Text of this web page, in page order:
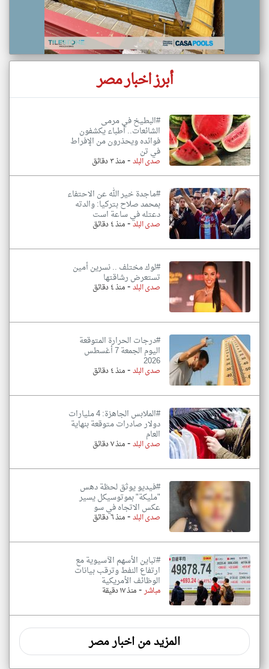
أبرز اخبار مصر
#البطيخ في مرمى
الشائعات.. أطباء يكشفون
فوائده ويحذرون من الإفراط
في تن
صدى البلد-منذ ٣ دقائق
#ماجدة خير الله عن الاحتفاء
بمحمد صلاح بتركيا: والدته
دعتله في ساعة است
صدى البلد-منذ ٤ دقائق
#لوك مختلف .. نسرين أمين
تستعرض رشاقتها
صدى البلد-منذ ٤ دقائق
#درجات الحرارة المتوقعة
اليوم الجمعة 7 أغسطس
2026
صدى البلد-منذ ٤ دقائق
#الملابس الجاهزة: 4 مليارات
دولار صادرات متوقعة بنهاية
العام
صدى البلد-منذ ٧ دقائق
#فيديو يوثق لحظة دهس
"مليكة" بموتوسيكل يسير
عكس الاتجاه في سو
صدى البلد-منذ ٦ دقائق
#تباين الأسهم الآسيوية مع
ارتفاع النفط وترقب بيانات
الوظائف الأمريكية
مباشر-منذ ١٧ دقيقة
المزيد من اخبار مصر